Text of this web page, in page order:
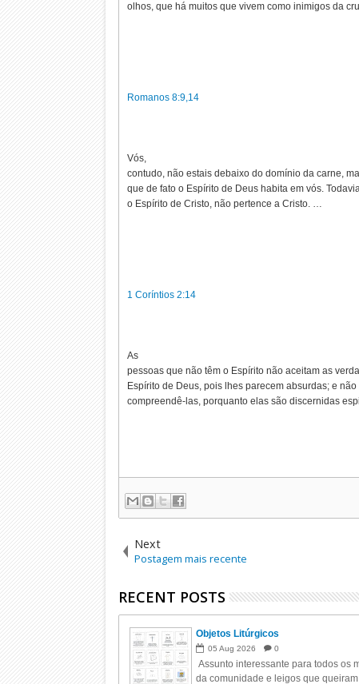
olhos, que há muitos que vivem como inimigos da
Romanos 8:9,14
Vós,
contudo, não estais debaixo do domínio da carne,
que de fato o Espírito de Deus habita em vós.
o Espírito de Cristo, não pertence a Cristo. …
1 Coríntios 2:14
As
pessoas que não têm o Espírito não aceitam as
Espírito de Deus, pois lhes parecem absurdas; e
compreendê-las, porquanto elas são discernidas
Next
Postagem mais recente
RECENT POSTS
Objetos Litúrgicos
05 Aug 2026 0
Assunto interessante para todos os
da comunidade e leigos que queiram